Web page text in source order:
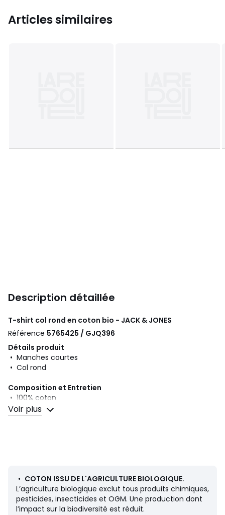
Articles similaires
Description détaillée
T-shirt col rond en coton bio - JACK & JONES
Référence 5765425 / GJQ396
Détails produit
• Manches courtes
• Col rond
Composition et Entretien
• 100% coton
• Température de lavage 40°
• Température de repassage forte / blanchiment interdit
Indigo, Bleu Clair
Tailles XS, S, M, L, XL, XXL
Voir plus
• COTON ISSU DE L'AGRICULTURE BIOLOGIQUE.
L’agriculture biologique exclut tous produits chimiques,
pesticides, insecticides et OGM. Une production dont
l’impact sur la biodiversité est réduit.